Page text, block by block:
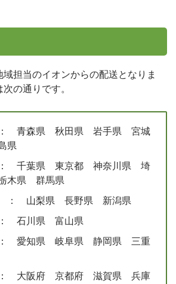
担当のイオンからの配送となりま
の通りです。
： 青森県 秋田県 岩手県 宮城
県
： 千葉県 東京都 神奈川県 埼
木県 群馬県
： 山梨県 長野県 新潟県
石川県 富山県
： 愛知県 岐阜県 静岡県 三重
： 大阪府 京都府 滋賀県 兵庫